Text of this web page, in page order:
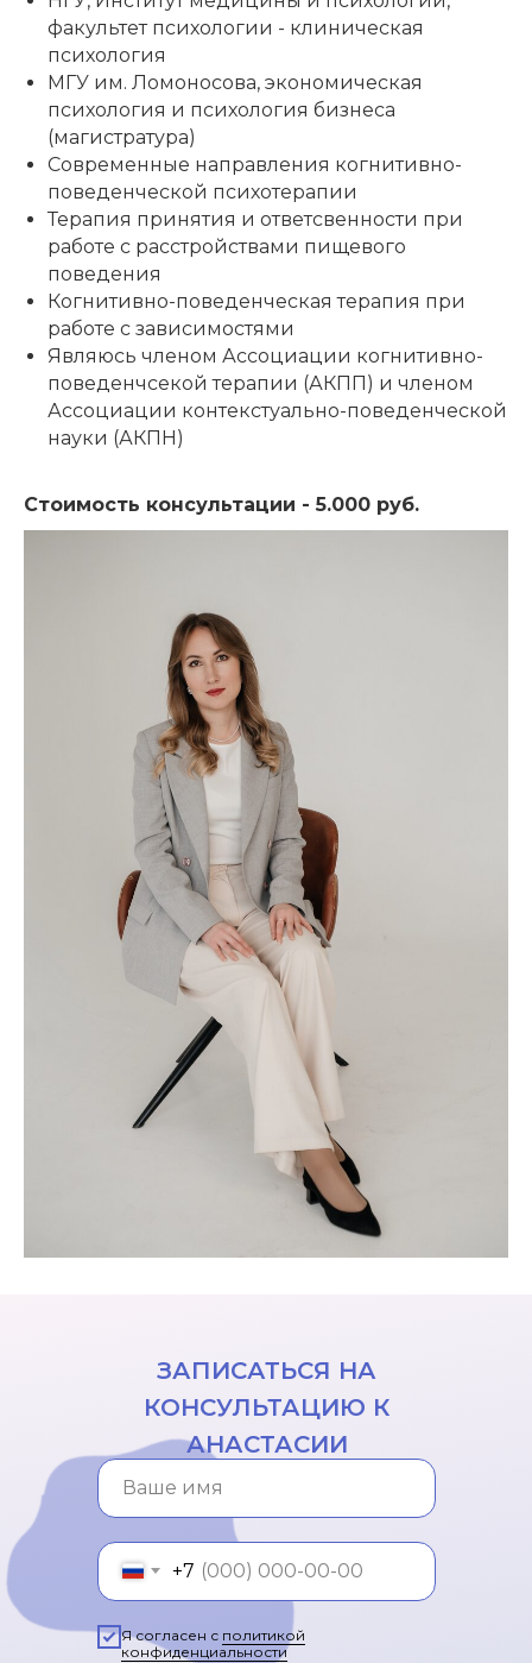
факультет психологии - клиническая
психология
МГУ им. Ломоносова, экономическая
психология и психология бизнеса
(магистратура)
Современные направления когнитивно-
поведенческой психотерапии
Терапия принятия и ответсвенности при
работе с расстройствами пищевого
поведения
Когнитивно-поведенческая терапия при
работе с зависимостями
Являюсь членом Ассоциации когнитивно-
поведенчсекой терапии (АКПП) и членом
Ассоциации контекстуально-поведенческой
науки (АКПН)
Стоимость консультации - 5.000 руб.
ЗАПИСАТЬСЯ НА
КОНСУЛЬТАЦИЮ К
АНАСТАСИИ
+7
Я согласен с политикой
конфиденциальности